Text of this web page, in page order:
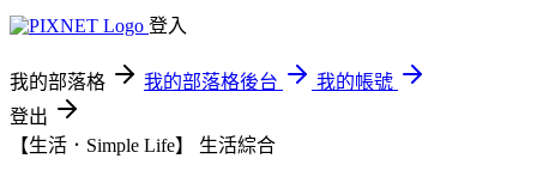
登入
我的部落格 我的部落格後台
我的帳號
登出
【生活．Simple Life】 生活綜合